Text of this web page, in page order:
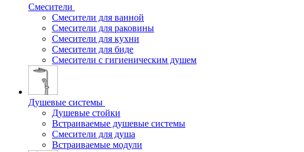
Смесители
Смесители для ванной
Смесители для раковины
Смесители для кухни
Смесители для биде
Смесители с гигиеническим душем
Душевые системы
Душевые стойки
Встраиваемые душевые системы
Смесители для душа
Встраиваемые модули